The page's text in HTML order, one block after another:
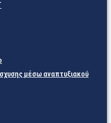
μέσω αναπτυξιακού